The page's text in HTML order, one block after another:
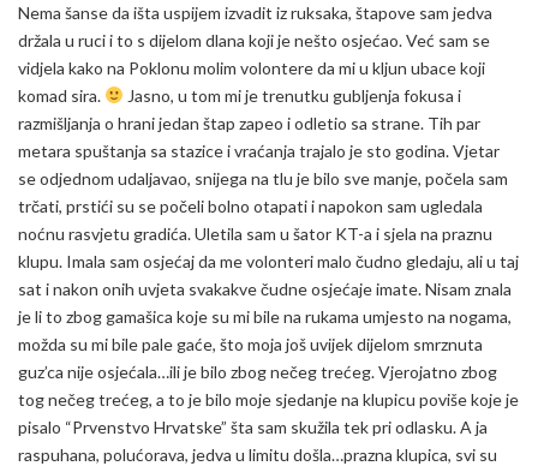
Nema šanse da išta uspijem izvadit iz ruksaka, štapove sam jedva
držala u ruci i to s dijelom dlana koji je nešto osjećao. Već sam se
vidjela kako na Poklonu molim volontere da mi u kljun ubace koji
komad sira.
Jasno, u tom mi je trenutku gubljenja fokusa i
razmišljanja o hrani jedan štap zapeo i odletio sa strane. Tih par
metara spuštanja sa stazice i vraćanja trajalo je sto godina. Vjetar
se odjednom udaljavao, snijega na tlu je bilo sve manje, počela sam
trčati, prstići su se počeli bolno otapati i napokon sam ugledala
noćnu rasvjetu gradića. Uletila sam u šator KT-a i sjela na praznu
klupu. Imala sam osjećaj da me volonteri malo čudno gledaju, ali u taj
sat i nakon onih uvjeta svakakve čudne osjećaje imate. Nisam znala
je li to zbog gamašica koje su mi bile na rukama umjesto na nogama,
možda su mi bile pale gaće, što moja još uvijek dijelom smrznuta
guz’ca nije osjećala…ili je bilo zbog nečeg trećeg. Vjerojatno zbog
tog nečeg trećeg, a to je bilo moje sjedanje na klupicu poviše koje je
pisalo “Prvenstvo Hrvatske” šta sam skužila tek pri odlasku. A ja
raspuhana, polućorava, jedva u limitu došla…prazna klupica, svi su